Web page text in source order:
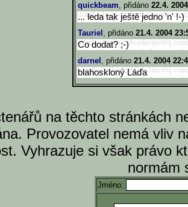
quickbeam, přidáno 22.4.
... leda tak ještě jedno 'n' !-)
Tauriel , přidáno 21.4. 2004
Co dodat? ;-)
darnel , přidáno 21.4. 2004
blahoskloný Láďa
na těchto stránkách
Provozovatel nemá vliv
Vyhrazuje si však právo
normám
Jméno: